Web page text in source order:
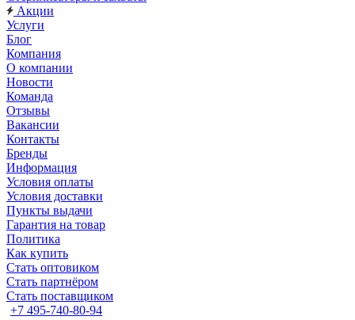
Акции
Услуги
Блог
Компания
О компании
Новости
Команда
Отзывы
Вакансии
Контакты
Бренды
Информация
Условия оплаты
Условия доставки
Пункты выдачи
Гарантия на товар
Политика
Как купить
Стать оптовиком
Стать партнёром
Стать поставщиком
+7 495-740-80-94